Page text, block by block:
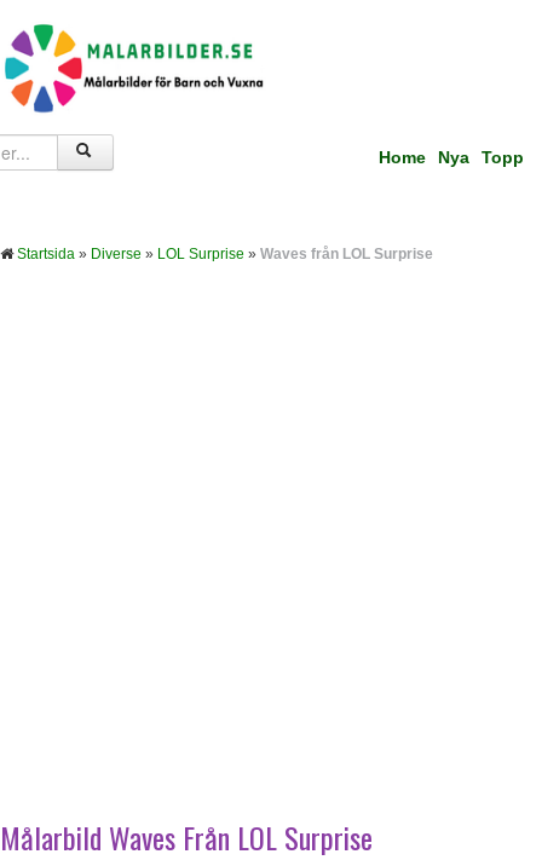
Home Nya Topp
Startsida » Diverse » LOL Surprise » Waves från LOL Surprise
Målarbild Waves Från LOL Surprise